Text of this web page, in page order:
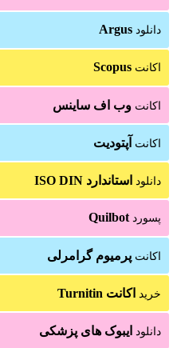
دانلود Argus
اکانت Scopus
اکانت وب اف ساینس
اکانت آپتودیت
دانلود استاندارد ISO DIN
پسوردQuilbot
اکانت پرمیوم گرامرلی
خرید اکانت Turnitin
دانلود ایبوک های پزشکی